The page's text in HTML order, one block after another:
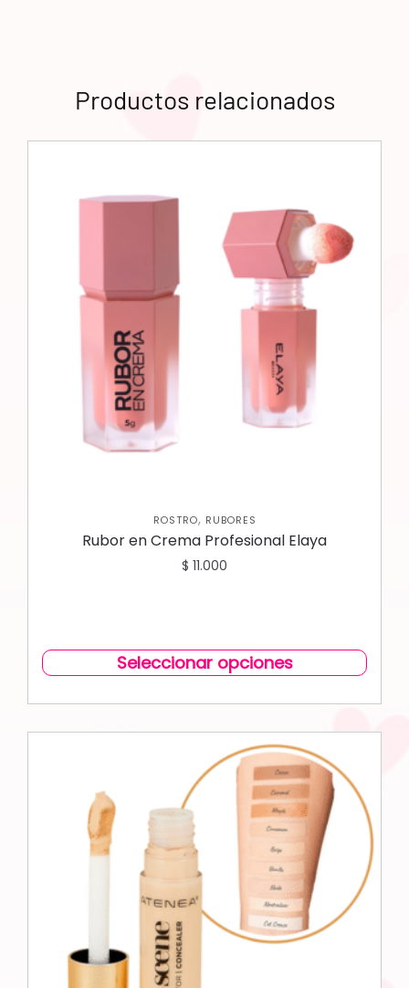
Productos relacionados
ROSTRO, RUBORES
Rubor en Crema Profesional Elaya
$ 11.000
Seleccionar opciones